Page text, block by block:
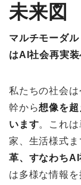
未来図
マルチモーダ
はAI社会再実
私たちの社会
幹から想像を
います。これ
家、生活様式ま
革、すなわち
は多様な情報を